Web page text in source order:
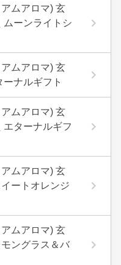
ムアロマ) 玄
ムーンライトシ
ムアロマ) 玄
ナルギフト
ムアロマ) 玄
エターナルギフ
ムアロマ) 玄
ートオレンジ
ムアロマ) 玄
ングラス＆バ